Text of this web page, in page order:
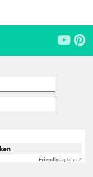
FriendlyCaptcha ⇗